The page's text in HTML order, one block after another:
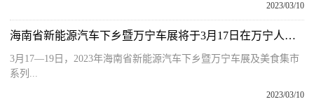
2023/03/10
海南省新能源汽车下乡暨万宁车展将于3月17日在万宁人民公园举办
3月17—19日，2023年海南省新能源汽车下乡暨万宁车展及美食集市
系列...
2023/03/10